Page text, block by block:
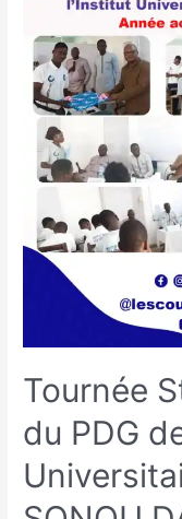
Tournée
du PDG